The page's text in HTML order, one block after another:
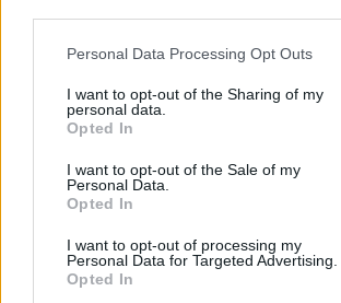
Please note that this website/app uses one
not limited to your visit or usage behaviour.
grant or deny consent to Google and its
use your data for below specified purposes
consent section.
Personal Data Processing Opt Outs
I want to opt-out of the Sharing of my
personal data.
Opted In
I want to opt-out of the Sale of my
Personal Data.
Opted In
I want to opt-out of processing my
Personal Data for Targeted Advertising.
Opted In